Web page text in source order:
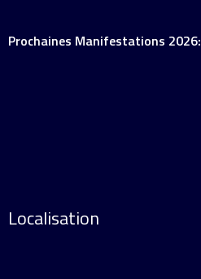
Prochaines Manifestations 2026:
Localisation